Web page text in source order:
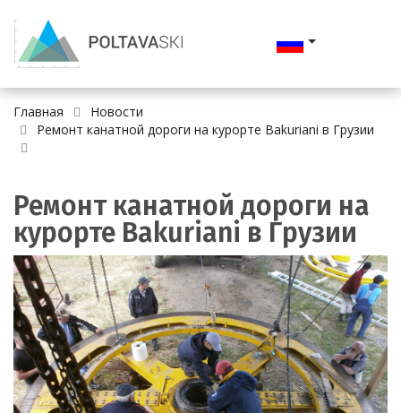
Главная
Новости
Ремонт канатной дороги на курорте Bakuriani в Грузии
Ремонт канатной дороги на
курорте Bakuriani в Грузии